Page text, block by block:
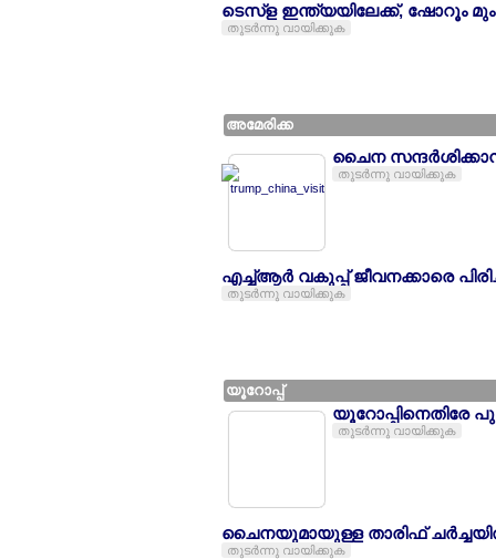
ടെസ്ള ഇന്ത്യയിലേക്ക്, ഷോറൂം
തുടര്‍ന്നു വായിക്കുക
അമേരിക്ക
ചൈന
തുടര്‍ന്നു വായിക്കുക
എച്ച്ആര്‍ വകുപ്പ് ജീവനക്കാരെ
തുടര്‍ന്നു വായിക്കുക
യൂറോപ്പ്
യൂറോപ്പിനെതിരേ
തുടര്‍ന്നു വായിക്കുക
ചൈനയുമായുള്ള താരിഫ്
തുടര്‍ന്നു വായിക്കുക